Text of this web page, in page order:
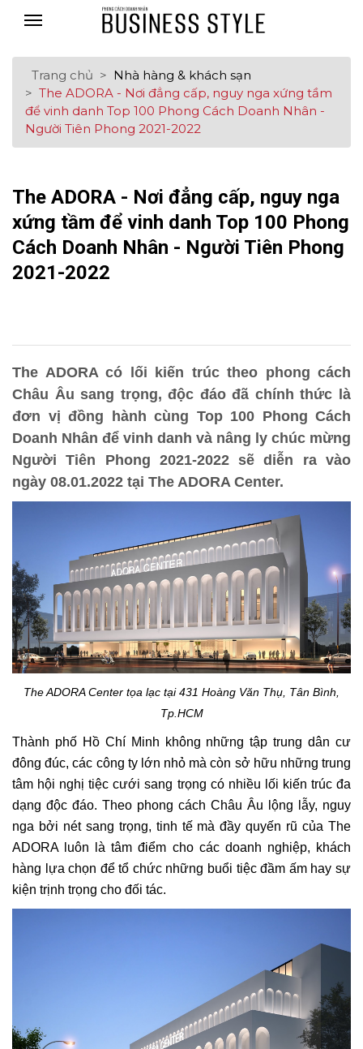
Trang chủ
Nhà hàng & khách sạn
The ADORA - Nơi đẳng cấp, nguy nga xứng tầm
để vinh danh Top 100 Phong Cách Doanh Nhân -
Người Tiên Phong 2021-2022
The ADORA - Nơi đẳng cấp, nguy nga
xứng tầm để vinh danh Top 100 Phong
Cách Doanh Nhân - Người Tiên Phong
2021-2022
The ADORA có lối kiến trúc theo phong cách
Châu Âu sang trọng, độc đáo đã chính thức là
đơn vị đồng hành cùng Top 100 Phong Cách
Doanh Nhân để vinh danh và nâng ly chúc mừng
Người Tiên Phong 2021-2022 sẽ diễn ra vào
ngày 08.01.2022 tại The ADORA Center.
The ADORA Center tọa lạc tại 431 Hoàng Văn Thụ, Tân Bình,
Tp.HCM
Thành phố Hồ Chí Minh không những tập trung dân cư
đông đúc, các công ty lớn nhỏ mà còn sở hữu những trung
tâm hội nghị tiệc cưới sang trọng có nhiều lối kiến trúc đa
dạng độc đáo. Theo phong cách Châu Âu lộng lẫy, nguy
nga bởi nét sang trọng, tinh tế mà đầy quyến rũ của The
ADORA luôn là tâm điểm cho các doanh nghiệp, khách
hàng lựa chọn để tổ chức những buổi tiệc đầm ấm hay sự
kiện trịnh trọng cho đối tác.